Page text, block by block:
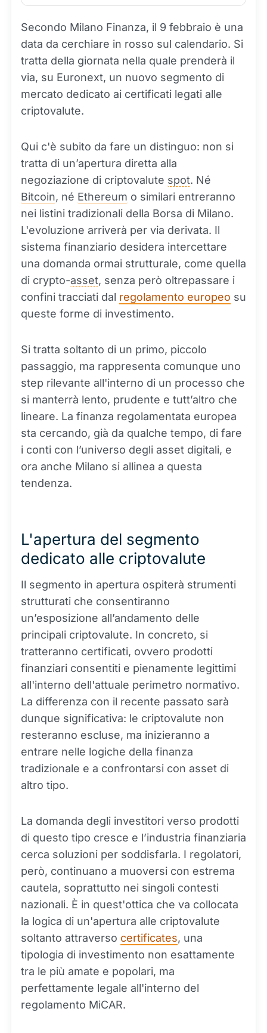
Secondo Milano Finanza, il 9 febbraio è una
data da cerchiare in rosso sul calendario. Si
tratta della giornata nella quale prenderà il
via, su Euronext, un nuovo segmento di
mercato dedicato ai certificati legati alle
criptovalute.
Qui c'è subito da fare un distinguo: non si
tratta di un’apertura diretta alla
negoziazione di criptovalute spot. Né
Bitcoin, né Ethereum o similari entreranno
nei listini tradizionali della Borsa di Milano.
L'evoluzione arriverà per via derivata. Il
sistema finanziario desidera intercettare
una domanda ormai strutturale, come quella
di crypto-asset, senza però oltrepassare i
confini tracciati dal regolamento europeo su
queste forme di investimento.
Si tratta soltanto di un primo, piccolo
passaggio, ma rappresenta comunque uno
step rilevante all'interno di un processo che
si manterrà lento, prudente e tutt’altro che
lineare. La finanza regolamentata europea
sta cercando, già da qualche tempo, di fare
i conti con l’universo degli asset digitali, e
ora anche Milano si allinea a questa
tendenza.
L'apertura del segmento
dedicato alle criptovalute
Il segmento in apertura ospiterà strumenti
strutturati che consentiranno
un’esposizione all’andamento delle
principali criptovalute. In concreto, si
tratteranno certificati, ovvero prodotti
finanziari consentiti e pienamente legittimi
all'interno dell'attuale perimetro normativo.
La differenza con il recente passato sarà
dunque significativa: le criptovalute non
resteranno escluse, ma inizieranno a
entrare nelle logiche della finanza
tradizionale e a confrontarsi con asset di
altro tipo.
La domanda degli investitori verso prodotti
di questo tipo cresce e l’industria finanziaria
cerca soluzioni per soddisfarla. I regolatori,
però, continuano a muoversi con estrema
cautela, soprattutto nei singoli contesti
nazionali. È in quest'ottica che va collocata
la logica di un'apertura alle criptovalute
soltanto attraverso certificates, una
tipologia di investimento non esattamente
tra le più amate e popolari, ma
perfettamente legale all'interno del
regolamento MiCAR.